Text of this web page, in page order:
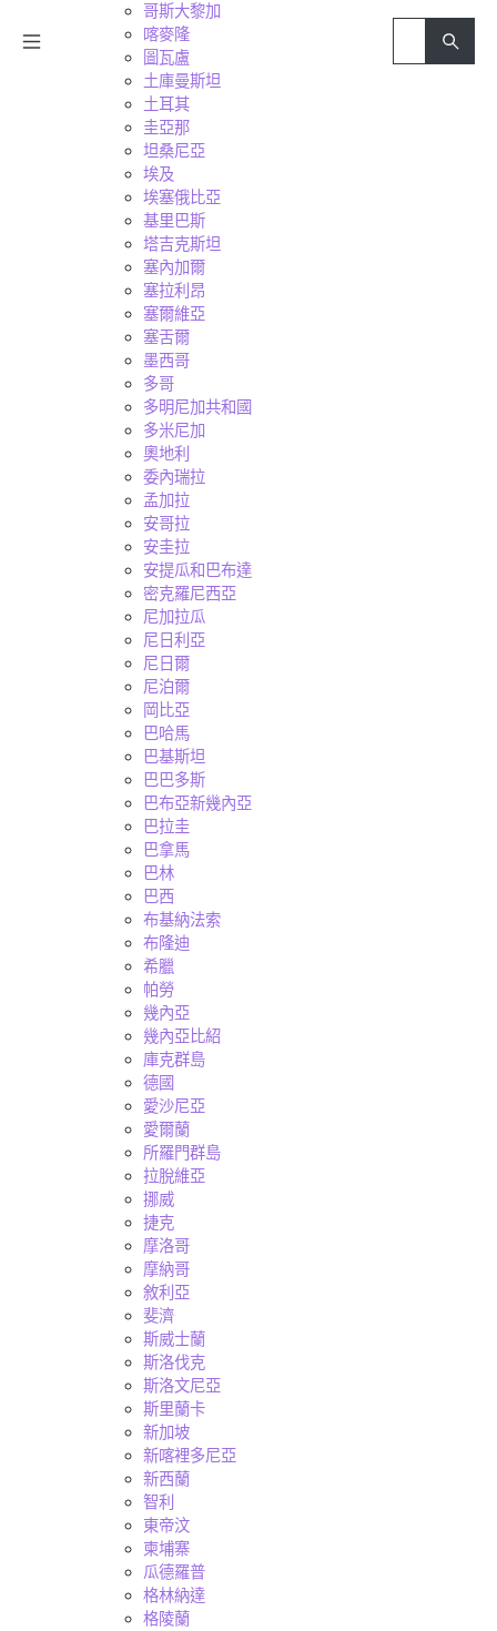
哥斯大黎加
喀麥隆
圖瓦盧
土庫曼斯坦
土耳其
圭亞那
坦桑尼亞
埃及
埃塞俄比亞
基里巴斯
塔吉克斯坦
塞內加爾
塞拉利昂
塞爾維亞
塞舌爾
墨西哥
多哥
多明尼加共和國
多米尼加
奧地利
委內瑞拉
孟加拉
安哥拉
安圭拉
安提瓜和巴布達
密克羅尼西亞
尼加拉瓜
尼日利亞
尼日爾
尼泊爾
岡比亞
巴哈馬
巴基斯坦
巴巴多斯
巴布亞新幾內亞
巴拉圭
巴拿馬
巴林
巴西
布基納法索
布隆迪
希臘
帕勞
幾內亞
幾內亞比紹
庫克群島
德國
愛沙尼亞
愛爾蘭
所羅門群島
拉脫維亞
挪威
捷克
摩洛哥
摩納哥
敘利亞
斐濟
斯威士蘭
斯洛伐克
斯洛文尼亞
斯里蘭卡
新加坡
新喀裡多尼亞
新西蘭
智利
東帝汶
柬埔寨
瓜德羅普
格林納達
格陵蘭